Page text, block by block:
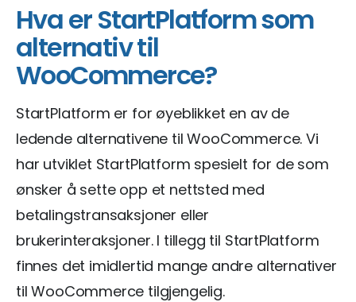
Hva er StartPlatform som
alternativ til
WooCommerce?
StartPlatform er for øyeblikket en av de
ledende alternativene til WooCommerce. Vi
har utviklet StartPlatform spesielt for de som
ønsker å sette opp et nettsted med
betalingstransaksjoner eller
brukerinteraksjoner. I tillegg til StartPlatform
finnes det imidlertid mange andre alternativer
til WooCommerce tilgjengelig.